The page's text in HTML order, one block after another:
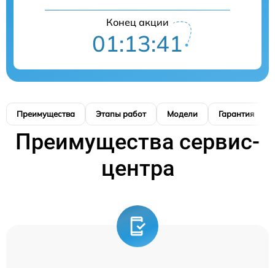
Конец акции
01:13:40
Преимущества Этапы работ Модели Гарантия
Преимущества сервис-
центра